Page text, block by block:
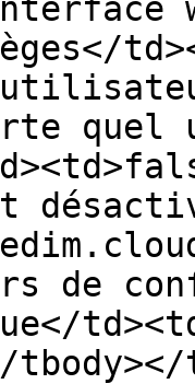
quel
de